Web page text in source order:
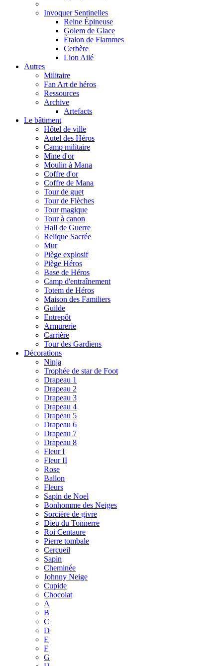
Invoquer Sentinelles
Reine Épineuse
Golem de Glace
Étalon de Flammes
Cerbère
Lion Ailé
Autres
Militaire
Fan Art de héros
Ressources
Archive
Artefacts
Le bâtiment
Hôtel de ville
Autel des Héros
Camp militaire
Mine d'or
Moulin à Mana
Coffre d'or
Coffre de Mana
Tour de guet
Tour de Flèches
Tour magique
Tour à canon
Hall de Guerre
Relique Sacrée
Mur
Piège explosif
Piège Héros
Base de Héros
Camp d'entraînement
Totem de Héros
Maison des Familiers
Guilde
Entrepôt
Armurerie
Carrière
Tour des Gardiens
Décorations
Ninja
Trophée de star de Foot
Drapeau 1
Drapeau 2
Drapeau 3
Drapeau 4
Drapeau 5
Drapeau 6
Drapeau 7
Drapeau 8
Fleur I
Fleur II
Rose
Ballon
Fleurs
Sapin de Noel
Bonhomme des Neiges
Sorcière de givre
Dieu du Tonnerre
Roi Centaure
Pierre tombale
Cercueil
Sapin
Cheminée
Johnny Neige
Cupide
Chocolat
A
B
C
D
E
F
G